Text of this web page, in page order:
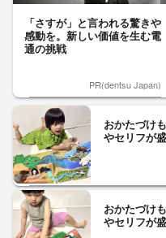
「さすが」と言われる驚きや
感動を。新しい価値を生む電
通の挑戦
PR(dentsu Japan)
おかたづけ
やセリフが
おかたづけ
やセリフが